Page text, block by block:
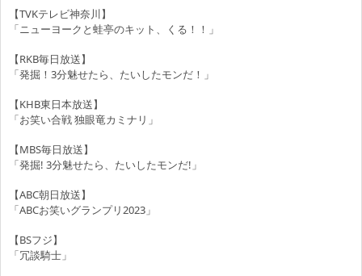
【TVKテレビ神奈川】
「ニューヨークと蛙亭のキット、くる！！」
【RKB毎日放送】
「発掘！3分魅せたら、たいしたモンだ！」
【KHB東日本放送】
「お笑い合戦 独眼竜カミナリ」
【MBS毎日放送】
「発掘! 3分魅せたら、たいしたモンだ!」
【ABC朝日放送】
「ABCお笑いグランプリ2023」
【BSフジ】
「冗談騎士」